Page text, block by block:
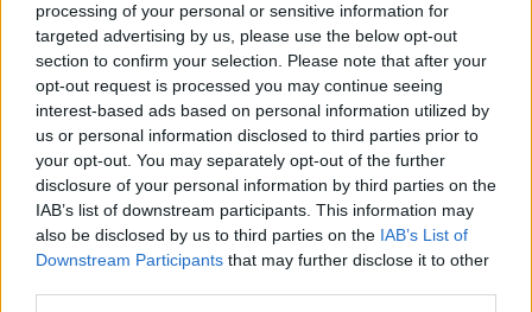
processing of your personal or sensitive information for
targeted advertising by us, please use the below opt-out
section to confirm your selection. Please note that after your
opt-out request is processed you may continue seeing
interest-based ads based on personal information utilized by
us or personal information disclosed to third parties prior to
your opt-out. You may separately opt-out of the further
disclosure of your personal information by third parties on the
IAB’s list of downstream participants. This information may
also be disclosed by us to third parties on the IAB’s List of
Downstream Participants that may further disclose it to other
Pytanie
Wczoraj 28.06) przez pomyłkę usunęłam krążek
antykoncepcyjny po 14 dniach. Prawidłowo
powinnam usunąć go dopiero 05 lipca, a nie
wczoraj. Pomyliłam się. wczoraj odbyłam
stosunek z mężem. Kupiłam w Turcji
tabletki”dzień po” (ella 30mg) i je użyłam. Nie
mam kolejnego krążka. do polski wrócę dopiero
w sobotę. powinnam zrobić teraz 7 dni przerwy i
włożyć nowy krążek w następną niedzielę? Czy
to będzie ok?
Forum:Ginekologia - specjalista radzi, dla
pacjentki